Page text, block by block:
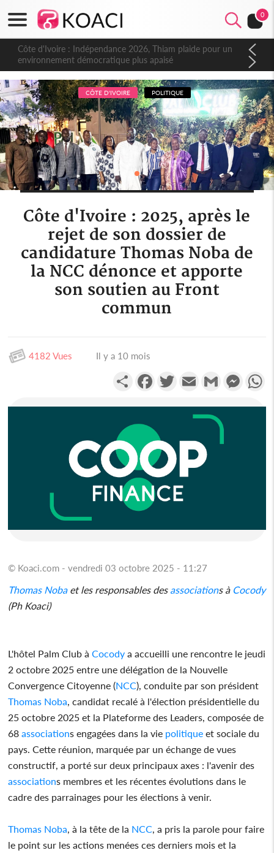
0
Côte d'Ivoire : Indépendance 2026, Thiam plaide pour un
environnement démocratique plus apaisé
CÔTE D'IVOIRE POLITIQUE
Côte d'Ivoire : 2025, après le
rejet de son dossier de
candidature Thomas Noba de
la NCC dénonce et apporte
son soutien au Front
commun
4182 Vues Il y a 10 mois
PartagerFacebookTwitterEmail Gmail
© Koaci.com - vendredi 03 octobre 2025 - 11:27
Thomas Nobaet les responsables des associations à Cocody
(Ph Koaci)
L'hôtel Palm Club àCocody a accueilli une rencontre le jeudi
2 octobre 2025 entre une délégation de la Nouvelle
Convergence Citoyenne (NCC), conduite par son président
Thomas Noba , candidat recalé à l'élection présidentielle du
25 octobre 2025 et la Plateforme des Leaders, composée de
68associations engagées dans la vie politique et sociale du
pays. Cette réunion, marquée par un échange de vues
constructif, a porté sur deux principaux axes : l'avenir des
associations membres et les récentes évolutions dans le
cadre des parrainages pour les élections à venir.
Thomas Noba , à la tête de la NCC , a pris la parole pour faire
le point sur les actions menées ces derniers mois et la